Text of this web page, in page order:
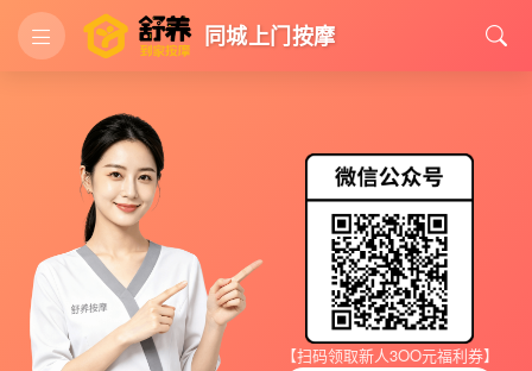
同城上门按摩
【扫码领取新人3OO元福利券】